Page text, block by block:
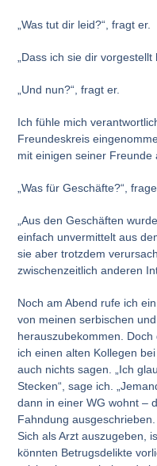
„Was tut dir leid?“, fragt er.
„Dass ich sie dir
„Und nun?“, fragt er.
Ich fühle mich
Freundeskreis
mit einigen seiner Freunde
„Was für Geschäfte?“,
„Aus den Geschäften
einfach unvermittelt aus
sie aber trotzdem
zwischenzeitlich anderen
Noch am Abend rufe ich
von meinen serbischen
herauszubekommen.
ich einen alten Kollegen
auch nichts sagen. „Ich
Stecken“, sage ich.
dann in einer WG wohnt –
Fahndung
Sich als Arzt auszugeben,
könnten Betrugsdelikte